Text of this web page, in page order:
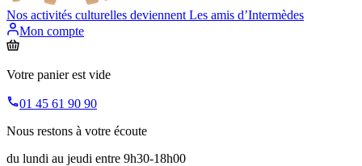
Nos activités culturelles deviennent Les amis d’Intermèdes
Mon compte
Votre panier est vide
01 45 61 90 90
Nous restons à votre écoute
du lundi au jeudi entre 9h30-18h00